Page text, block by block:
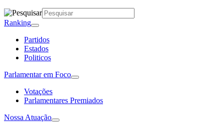
Ranking
Partidos
Estados
Politicos
Parlamentar em Foco
Votações
Parlamentares Premiados
Nossa Atuação